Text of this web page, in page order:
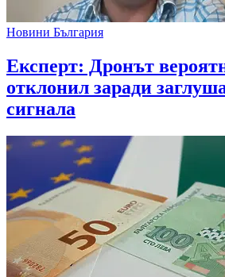
Новини България
Експерт: Дронът
отклонил заради
сигнала